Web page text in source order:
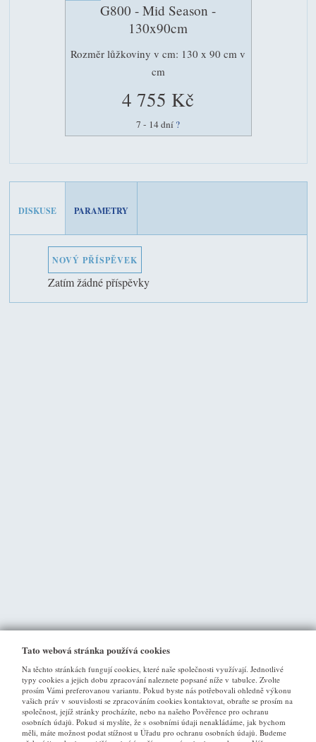
G800 - Mid Season -
130x90cm
Rozměr lůžkoviny v cm: 130 x 90 cm v
cm
4 755 Kč
7 - 14 dní ?
DISKUSE PARAMETRY
NOVÝ PŘÍSPĚVEK
Zatím žádné příspěvky
VŠE O NÁKUPU
Tato webová stránka používá cookies
Na těchto stránkách fungují cookies, které naše společnosti využívají. Jednotlivé
typy cookies a jejich dobu zpracování naleznete popsané níže v tabulce. Zvolte
prosím Vámi preferovanou variantu. Pokud byste nás potřebovali ohledně výkonu
vašich práv v souvislosti se zpracováním cookies kontaktovat, obraťte se prosím na
společnost, jejíž stránky procházíte, nebo na našeho Pověřence pro ochranu
osobních údajů. Pokud si myslíte, že s osobními údaji nenakládáme, jak bychom
měli, máte možnost podat stížnost u Úřadu pro ochranu osobních údajů. Budeme